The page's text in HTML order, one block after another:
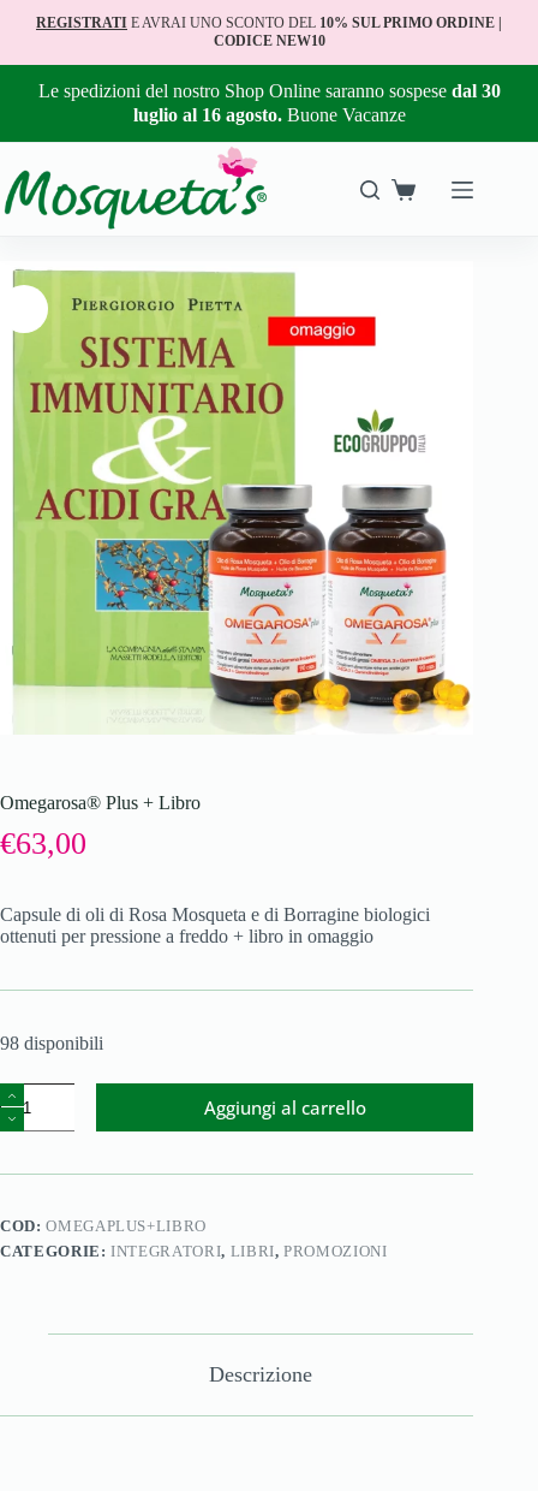
REGISTRATI E AVRAI UNO SCONTO DEL 10% SUL PRIMO ORDINE |
CODICE NEW10
Le spedizioni del nostro Shop Online saranno sospese dal 30
luglio al 16 agosto. Buone Vacanze
Omegarosa® Plus + Libro
€63,00
Capsule di oli di Rosa Mosqueta e di Borragine biologici
ottenuti per pressione a freddo + libro in omaggio
98 disponibili
Aggiungi al carrello
COD:OMEGAPLUS+LIBRO
CATEGORIE:INTEGRATORI, LIBRI,PROMOZIONI
Descrizione